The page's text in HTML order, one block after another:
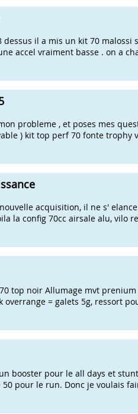
il a mis un kit 70 malossi
accel vraiment basse . on a
probleme , et poses mes
) kit top perf 70 fonte trophy
acquisition, il ne s'
la config 70cc airsale alu, vilo
top noir Allumage mvt
overrange = galets 5g, ressort
booster pour le all days et
pour le run. Donc je voulais